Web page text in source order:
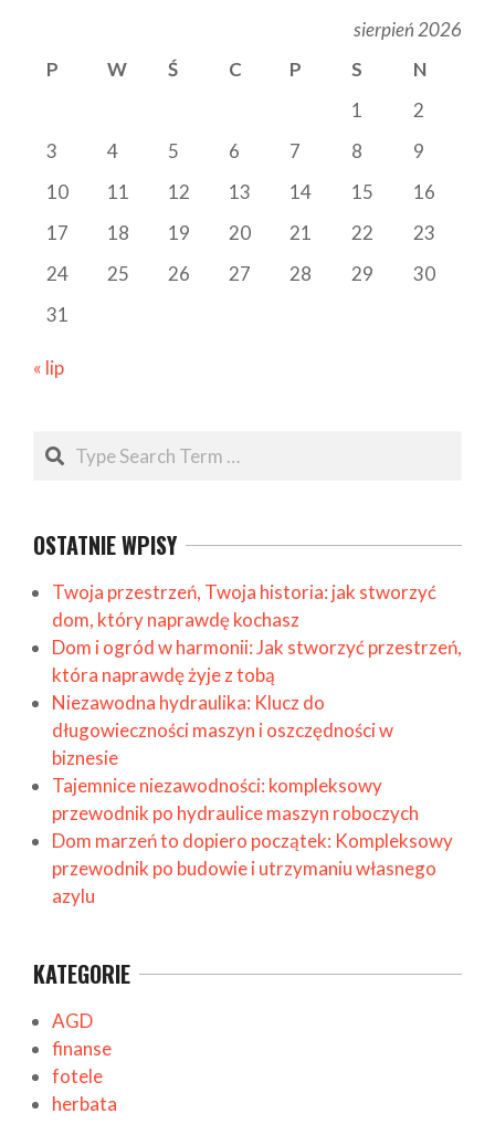
sierpień 2026
P
W Ś C P S
N
1
2
3
4 5 6 7 8
9
10
11 12 13 14 15
16
17
18 19 20 21 22
23
24
25 26 27 28 29
30
31
« lip
Search
OSTATNIE WPISY
Twoja przestrzeń, Twoja historia: jak stworzyć
dom, który naprawdę kochasz
Dom i ogród w harmonii: Jak stworzyć przestrzeń,
która naprawdę żyje z tobą
Niezawodna hydraulika: Klucz do
długowieczności maszyn i oszczędności w
biznesie
Tajemnice niezawodności: kompleksowy
przewodnik po hydraulice maszyn roboczych
Dom marzeń to dopiero początek: Kompleksowy
przewodnik po budowie i utrzymaniu własnego
azylu
KATEGORIE
AGD
finanse
fotele
herbata